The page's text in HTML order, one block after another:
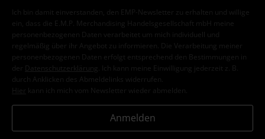
Ich bin damit einverstanden, den EMP-Newsletter zu erhalten und willige
ein, dass die E.M.P. Merchandising Handelsgesellschaft mbH meine
personenbezogenen Daten verarbeitet um mich individuell und
regelmäßig über ihr Angebot zu informieren. Die Verarbeitung meiner
personenbezogenen Daten erfolgt entsprechend den Bestimmungen in
der
Datenschutzerklärung
. Ich kann meine Einwilligung jederzeit z. B.
durch Anklicken des Abmeldelinks widerrufen.
Hier kann ich mich vom Newsletter wieder abmelden.
Anmelden